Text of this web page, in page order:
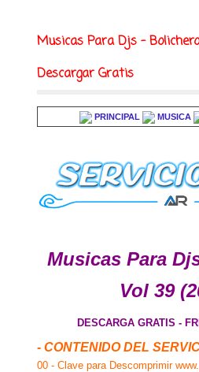
Musicas Para Djs -
Descargar Gratis
PRINCIPAL MUSICA
Musicas Para
Vol 39
DESCARGA GRATIS -
- CONTENIDO DEL
00 - Clave para Descomprimir